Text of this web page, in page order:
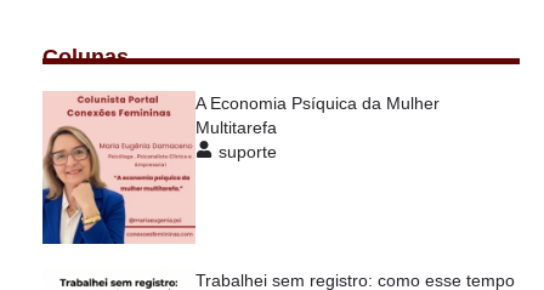
Colunas
A Economia Psíquica da Mulher
Multitarefa
suporte
Trabalhei sem registro: como esse tempo